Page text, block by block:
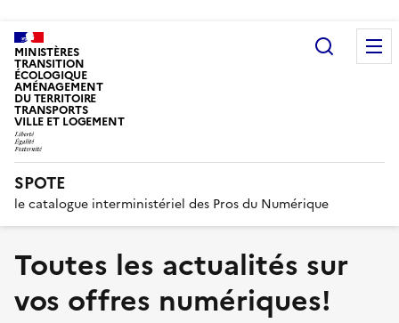
MINISTÈRES
TRANSITION
ÉCOLOGIQUE
AMÉNAGEMENT
DU TERRITOIRE
TRANSPORTS
VILLE ET LOGEMENT
SPOTE
le catalogue interministériel des Pros du Numérique
Toutes les actualités sur
vos offres numériques!